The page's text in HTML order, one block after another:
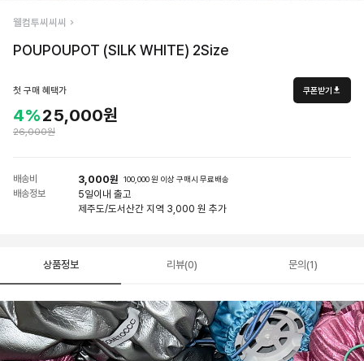
웰컴투씨씨씨
POUPOUPOT (SILK WHITE) 2Size
첫 구매 혜택가 쿠폰받기
4%25,000원
26,000원
배송비 3,000원 100,000 원 이상 구매시 무료배송
배송정보 5일이내 출고
제주도/도서산간 지역 3,000 원 추가
상품정보 리뷰(0) 문의(1)